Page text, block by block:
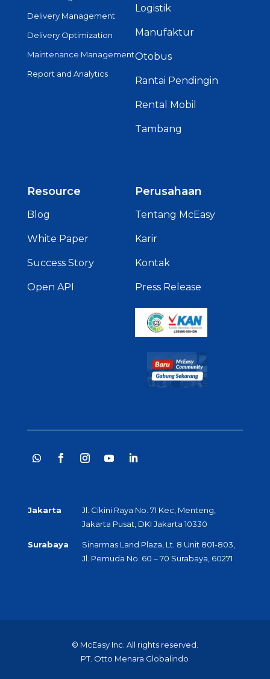
Delivery Management
Delivery Optimization
Maintenance Management
Report and Analytics
Logistik
Manufaktur
Otobus
Rantai Pendingin
Rental Mobil
Tambang
Resource
Blog
White Paper
Success Story
Open API
Perusahaan
Tentang McEasy
Karir
Kontak
Press Release
Jakarta
Jl. Cikini Raya No. 71 Kec, Menteng,
Jakarta Pusat, DKI Jakarta 10330
Surabaya
Sinarmas Land Plaza, Lt. 8 Unit 801-803,
Jl. Pemuda No. 60 – 70 Surabaya, 60271
© McEasy Inc. All rights reserved.
PT. Otto Menara Globalindo